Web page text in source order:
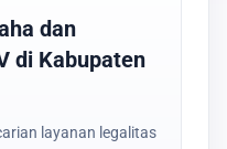
dan
di Kabupaten
layanan legalitas